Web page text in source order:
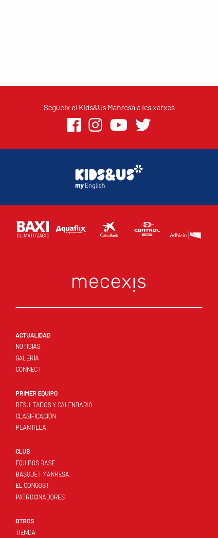
Segueix el Kids&Us Manresa a les xarxes
ACTUALIDAD
NOTICIAS
GALERÍA
CONNECT
PRIMER EQUIPO
RESULTADOS Y CALENDARIO
CLASIFICACIÓN
PLANTILLA
CLUB
EQUIPOS BASE
BASQUET MANRESA
EL CONGOST
PATROCINADORES
OTROS
TIENDA